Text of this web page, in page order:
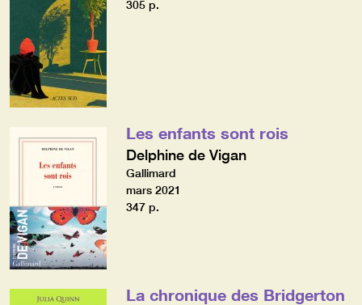
305 p.
Les enfants sont rois
Delphine de Vigan
Gallimard
mars 2021
347 p.
La chronique des Bridgerton